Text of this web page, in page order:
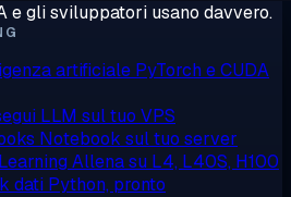
e gli sviluppatori usano davvero.
artificiale PyTorch e CUDA
LLM sul tuo VPS
Notebook sul tuo server
Allena su L4, L40S, H100
dati Python, pronto